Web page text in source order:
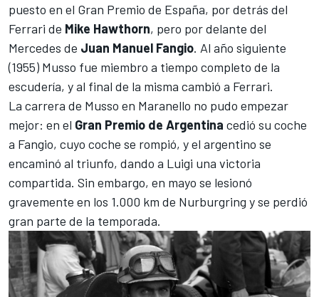
puesto en el Gran Premio de España, por detrás del
Ferrari de Mike Hawthorn, pero por delante del
Mercedes de Juan Manuel Fangio. Al año siguiente
(1955) Musso fue miembro a tiempo completo de la
escudería, y al final de la misma cambió a Ferrari.
La carrera de Musso en Maranello no pudo empezar
mejor: en el Gran Premio de Argentina cedió su coche
a Fangio, cuyo coche se rompió, y el argentino se
encaminó al triunfo, dando a Luigi una victoria
compartida. Sin embargo, en mayo se lesionó
gravemente en los 1.000 km de Nurburgring y se perdió
gran parte de la temporada.